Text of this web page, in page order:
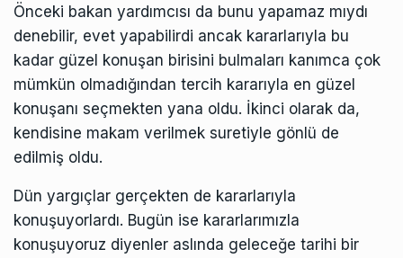
Önceki bakan yardımcısı da bunu yapamaz mıydı
denebilir, evet yapabilirdi ancak kararlarıyla bu
kadar güzel konuşan birisini bulmaları kanımca çok
mümkün olmadığından tercih kararıyla en güzel
konuşanı seçmekten yana oldu. İkinci olarak da,
kendisine makam verilmek suretiyle gönlü de
edilmiş oldu.
Dün yargıçlar gerçekten de kararlarıyla
konuşuyorlardı. Bugün ise kararlarımızla
konuşuyoruz diyenler aslında geleceğe tarihi bir